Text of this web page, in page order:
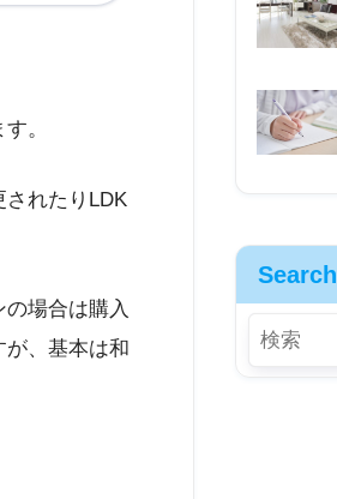
。
れたりLDK
場合は購入
、基本は和
Search